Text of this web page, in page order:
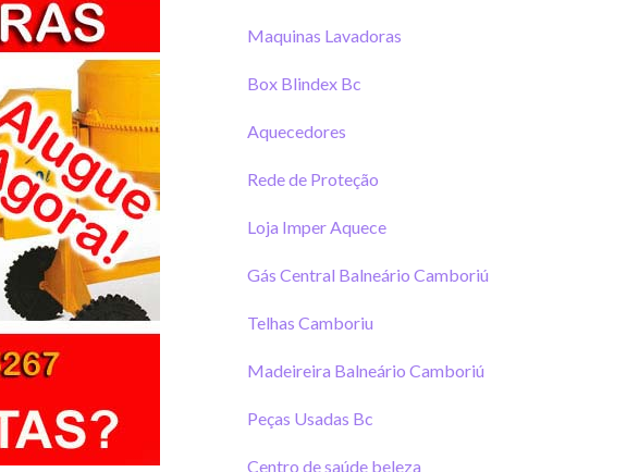
Maquinas Lavadoras
Box Blindex Bc
Aquecedores
Rede de Proteção
Loja Imper Aquece
Gás Central Balneário Camboriú
Telhas Camboriu
Madeireira Balneário Camboriú
Peças Usadas Bc
Centro de saúde beleza